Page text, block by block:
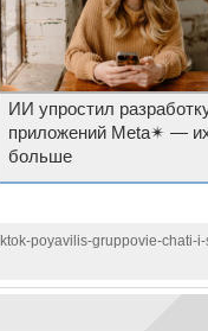
ИИ упростил
приложений Meta✴ —
больше
poyavilis-gruppovie-chati-i-